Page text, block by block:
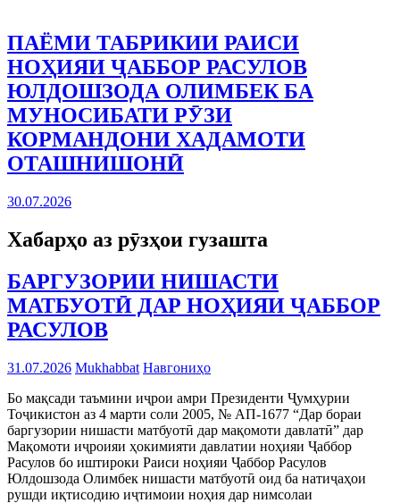
ПАЁМИ ТАБРИКИИ РАИСИ
НОҲИЯИ ҶАББОР РАСУЛОВ
ЮЛДОШЗОДА ОЛИМБЕК БА
МУНОСИБАТИ РӮЗИ
КОРМАНДОНИ ХАДАМОТИ
ОТАШНИШОНӢ
30.07.2026
Хабарҳо аз рӯзҳои гузашта
БАРГУЗОРИИ НИШАСТИ
МАТБУОТӢ ДАР НОҲИЯИ ҶАББОР
РАСУЛОВ
31.07.2026 Mukhabbat Навгониҳо
Бо мақсади таъмини иҷрои амри Президенти Ҷумҳурии
Тоҷикистон аз 4 марти соли 2005, № АП-1677 “Дар бораи
баргузории нишасти матбуотӣ дар мақомоти давлатӣ” дар
Мақомоти иҷроияи ҳокимияти давлатии ноҳияи Ҷаббор
Расулов бо иштироки Раиси ноҳияи Ҷаббор Расулов
Юлдошзода Олимбек нишасти матбуотӣ оид ба натиҷаҳои
рушди иқтисодию иҷтимоии ноҳия дар нимсолаи